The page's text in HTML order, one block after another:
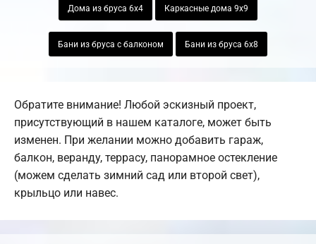
Дома из бруса 6х4 Каркасные дома 9х9
Бани из бруса с балконом Бани из бруса 6х8
Обратите внимание! Любой эскизный проект,
присутствующий в нашем каталоге, может быть
изменен. При желании можно добавить гараж,
балкон, веранду, террасу, панорамное остекление
(можем сделать зимний сад или второй свет),
крыльцо или навес.